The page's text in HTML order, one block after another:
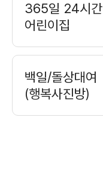
365일 24시간
어린이집
백일/돌상대여
(행복사진방)